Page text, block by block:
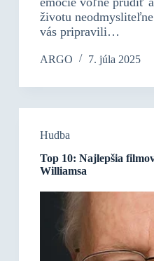
životu
vás pripravili…
ARGO 7. júla 2025
Hudba
Top 10: Najlepšia
Williamsa